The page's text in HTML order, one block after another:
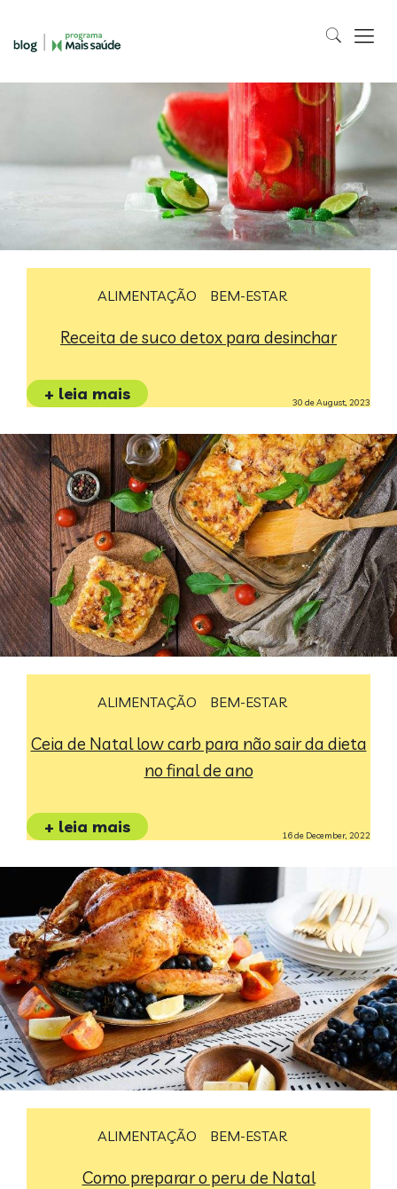
ALIMENTAÇÃO BEM-ESTAR
Receita de suco detox para desinchar
30 de August, 2023
+ leia mais
ALIMENTAÇÃO BEM-ESTAR
Ceia de Natal low carb para não sair da dieta
no final de ano
16 de December, 2022
+ leia mais
ALIMENTAÇÃO BEM-ESTAR
Como preparar o peru de Natal